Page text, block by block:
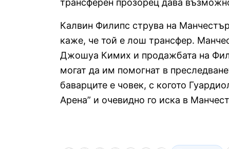
трансферен прозорец дава
Калвин Филипс струва на
каже, че той е лош трансфер.
Джошуа Кимих и продажбата на
могат да им помогнат в
баварците е човек, с когото
Арена” и очевидно го иска в